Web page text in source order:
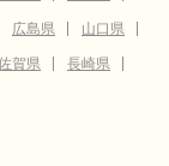
広島県
山口県
賀県
長崎県